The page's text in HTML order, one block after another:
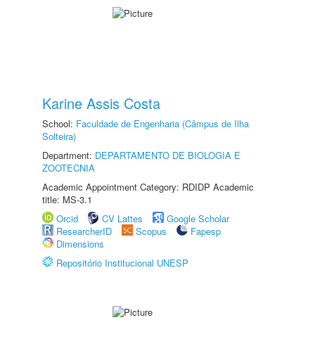
Karine Assis Costa
School: Faculdade de Engenharia (Câmpus de Ilha
Solteira)
Department: DEPARTAMENTO DE BIOLOGIA E
ZOOTECNIA
Academic Appointment Category: RDIDP Academic
title: MS-3.1
Orcid
CV Lattes
Google Scholar
ResearcherID
Scopus
Fapesp
Dimensions
Repositório Institucional UNESP